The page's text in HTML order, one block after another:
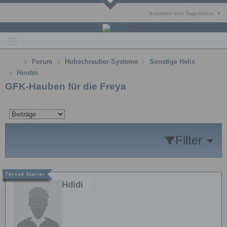
Anmelden oder Registrieren
Forum Hubschrauber-Systeme
Sonstige Helis
Hirobo
GFK-Hauben für die Freya
Filter
Hdidi